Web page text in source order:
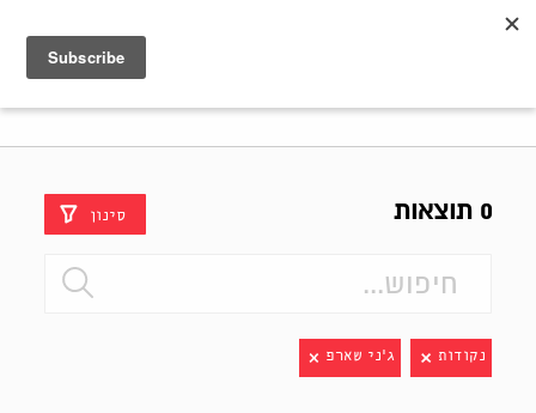
0 תוצאות סינון
נקודות ג'ני שארפ